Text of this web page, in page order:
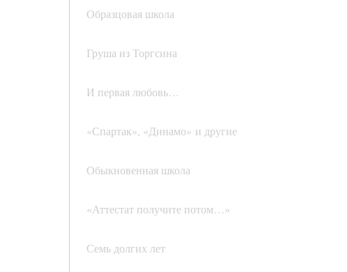
Образцовая школа
Груша из Торгсина
И первая любовь…
«Спартак», «Динамо» и другие
Обыкновенная школа
«Аттестат получите потом…»
Семь долгих лет